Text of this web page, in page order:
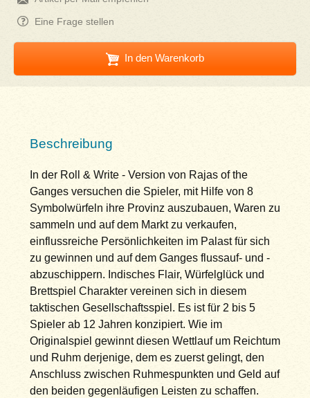
Eine Frage stellen
In den Warenkorb
Beschreibung
In der Roll & Write - Version von Rajas of the
Ganges versuchen die Spieler, mit Hilfe von 8
Symbolwürfeln ihre Provinz auszubauen, Waren zu
sammeln und auf dem Markt zu verkaufen,
einflussreiche Persönlichkeiten im Palast für sich
zu gewinnen und auf dem Ganges flussauf- und -
abzuschippern. Indisches Flair, Würfelglück und
Brettspiel Charakter vereinen sich in diesem
taktischen Gesellschaftsspiel. Es ist für 2 bis 5
Spieler ab 12 Jahren konzipiert. Wie im
Originalspiel gewinnt diesen Wettlauf um Reichtum
und Ruhm derjenige, dem es zuerst gelingt, den
Anschluss zwischen Ruhmespunkten und Geld auf
den beiden gegenläufigen Leisten zu schaffen.